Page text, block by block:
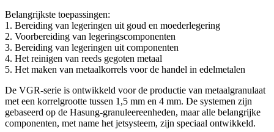
Belangrijkste toepassingen:
1. Bereiding van legeringen uit goud en moederlegering
2. Voorbereiding van legeringscomponenten
3. Bereiding van legeringen uit componenten
4. Het reinigen van reeds gegoten metaal
5. Het maken van metaalkorrels voor de handel in edelmetalen
De VGR-serie is ontwikkeld voor de productie van metaalgranulaat
met een korrelgrootte tussen 1,5 mm en 4 mm. De systemen zijn
gebaseerd op de Hasung-granuleereenheden, maar alle belangrijke
componenten, met name het jetsysteem, zijn speciaal ontwikkeld.